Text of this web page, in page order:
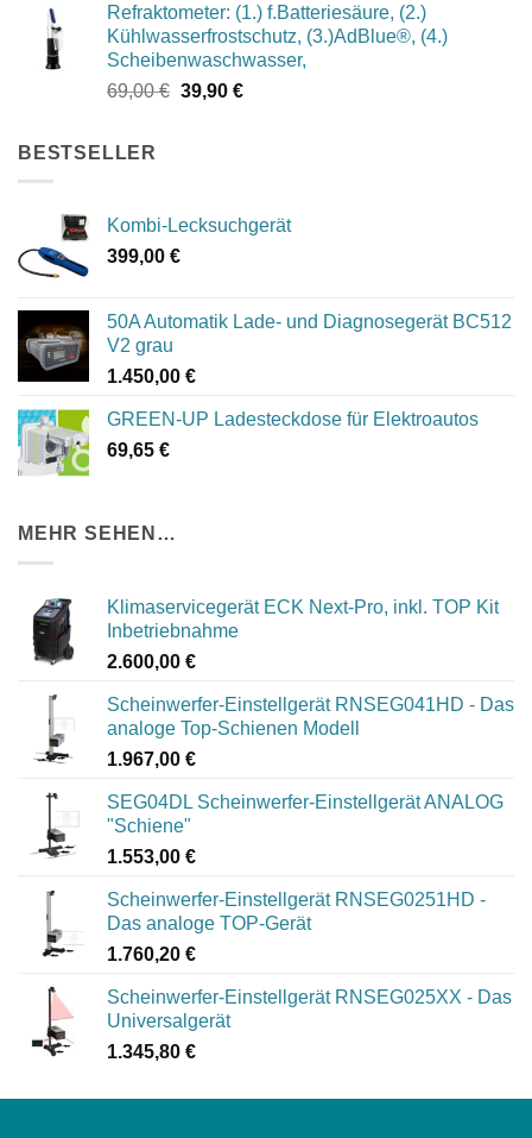
war:
1.049,00 €
ist:
994,00 €.
Refraktometer: (1.) f.Batteriesäure, (2.)
Kühlwasserfrostschutz, (3.)AdBlue®, (4.)
Scheibenwaschwasser,
69,00€ Ursprünglicher
39,90 €Aktueller
BESTSELLER
Kombi-Lecksuchgerät
399,00 €
50A Automatik Lade- und Diagnosegerät BC512
V2 grau
1.450,00 €
GREEN-UP Ladesteckdose für Elektroautos
69,65 €
MEHR SEHEN…
Klimaservicegerät ECK Next-Pro, inkl. TOP Kit
Inbetriebnahme
2.600,00 €
Scheinwerfer-Einstellgerät RNSEG041HD - Das
analoge Top-Schienen Modell
1.967,00 €
SEG04DL Scheinwerfer-Einstellgerät ANALOG
"Schiene"
1.553,00 €
Scheinwerfer-Einstellgerät RNSEG0251HD -
Das analoge TOP-Gerät
1.760,20 €
Scheinwerfer-Einstellgerät RNSEG025XX - Das
Universalgerät
1.345,80 €